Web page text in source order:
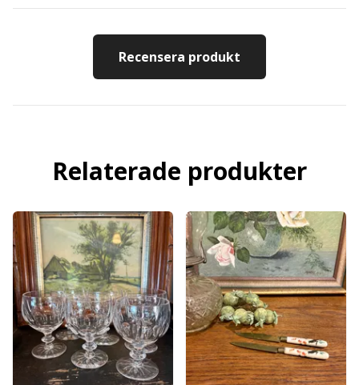
Recensera produkt
Relaterade produkter